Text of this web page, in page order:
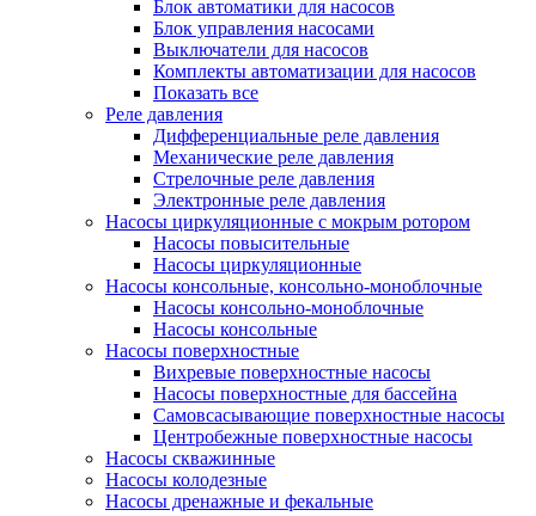
Блок автоматики для насосов
Блок управления насосами
Выключатели для насосов
Комплекты автоматизации для насосов
Показать все
Реле давления
Дифференциальные реле давления
Механические реле давления
Стрелочные реле давления
Электронные реле давления
Насосы циркуляционные с мокрым ротором
Насосы повысительные
Насосы циркуляционные
Насосы консольные, консольно-моноблочные
Насосы консольно-моноблочные
Насосы консольные
Насосы поверхностные
Вихревые поверхностные насосы
Насосы поверхностные для бассейна
Самовсасывающие поверхностные насосы
Центробежные поверхностные насосы
Насосы скважинные
Насосы колодезные
Насосы дренажные и фекальные